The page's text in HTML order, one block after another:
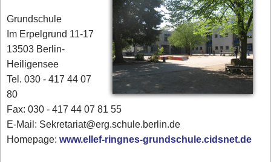
Grundschule
Im Erpelgrund 11-17
13503 Berlin-
Heiligensee
Tel. 030 - 417 44 07
80‎
Fax: 030 - 417 44 07 81 55
E-Mail: Sekretariat@erg.schule.berlin.de
Homepage:www.ellef-ringnes-grundschule.cidsnet.de